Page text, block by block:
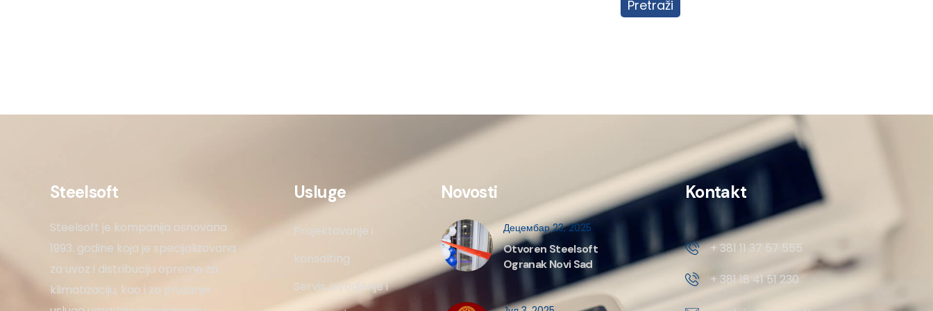
Pretraži
Steelsoft
Steelsoft je kompanija osnovana
1993. godine koja je specijalizovana
za uvoz i distribuciju opreme za
klimatizaciju, kao i za pružanje
Usluge
Projektovanje i
konsalting
Servis, izvodjenje i
Novosti
Децембар 23, 2025
Otvoren Steelsoft
Ogranak Novi Sad
Kontakt
+ 381 11 37 57 555
+ 381 18 41 51 230